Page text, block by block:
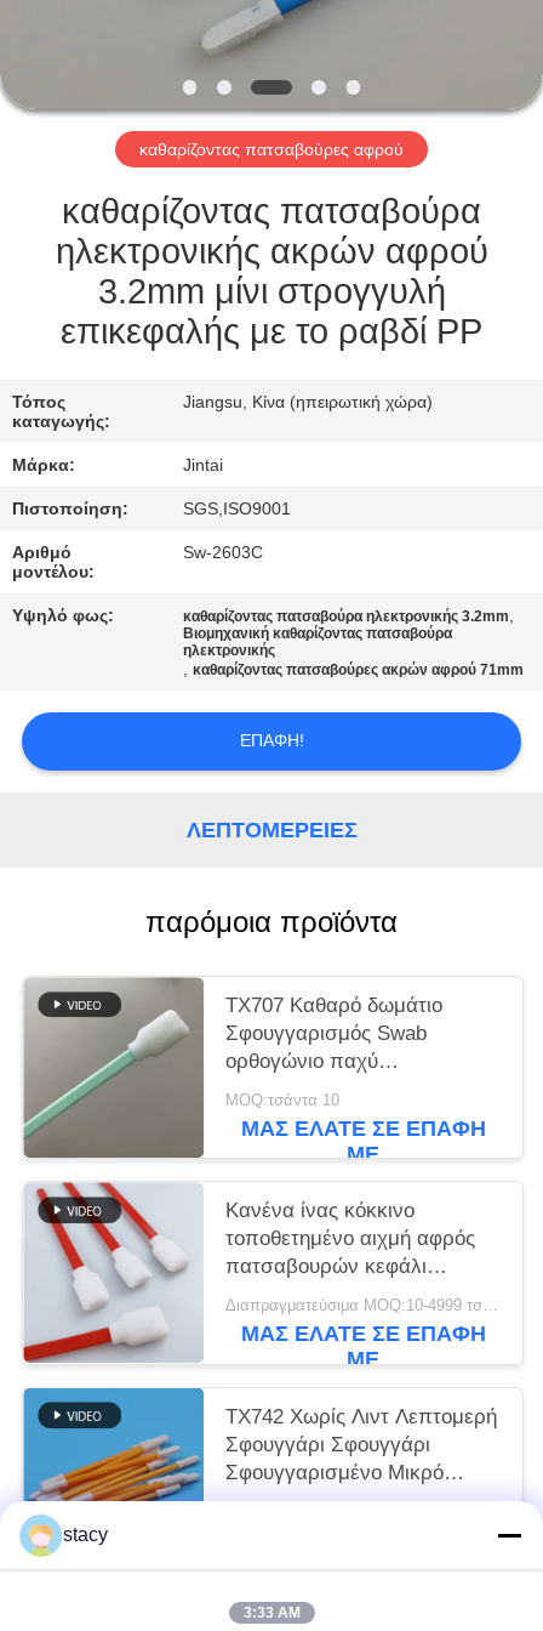
ΕΡΓΟΣΤΆΣΙΟ
ΈΛΕΓΧΟΣ
ΠΟΙΌΤΗΤΑΣ
ΕΠΙΚΟΙΝΩΝΉΣΤΕ
ΜΑΖΊ
ΕΙΔΉΣΕΙΣ
ΥΠΟΘΈΣΕΙΣ
ΜΙΑ
ΠΡΟΣΦΟΡΆ
SITEMAP
καθαρίζοντας πατσαβούρες αφρού
καθαρίζοντας πατσαβούρα
ηλεκτρονικής ακρών αφρού
3.2mm μίνι στρογγυλή
επικεφαλής με το ραβδί PP
Τόπος
καταγωγής:
Jiangsu, Κίνα (ηπειρωτική χώρα)
Μάρκα: Jintai
Πιστοποίηση: SGS,ISO9001
Αριθμό
μοντέλου:
Sw-2603C
Υψηλό φως: καθαρίζοντας πατσαβούρα ηλεκτρονικής 3.2mm,
Βιομηχανική καθαρίζοντας πατσαβούρα
ηλεκτρονικής
,καθαρίζοντας πατσαβούρες ακρών αφρού 71mm
ΕΠΑΦΉ!
ΛΕΠΤΟΜΈΡΕΙΕΣ
παρόμοια προϊόντα
TX707 Καθαρό δωμάτιο
Σφουγγαρισμός Swab
ορθογώνιο παχύ
Σφουγγαρισμός Τύπος
εκτυπωτή Καθαρό
MOQ:τσάντα 10
ΜΑΣ ΕΛΆΤΕ ΣΕ ΕΠΑΦΉ
ΜΕ
Κανένα ίνας κόκκινο
τοποθετημένο αιχμή αφρός
πατσαβουρών κεφάλι
σφουγγαριών ορθογωνίων
τετραγωνικό
Διαπραγματεύσιμα MOQ:10-4999 τσάντες
ΜΑΣ ΕΛΆΤΕ ΣΕ ΕΠΑΦΉ
ΜΕ
TX742 Χωρίς Λιντ Λεπτομερή
Σφουγγάρι Σφουγγάρι
Σφουγγαρισμένο Μικρό
Σφουγγαρισμένο Σφουγγάρι
ΜΕ
stacy
3:33 AM